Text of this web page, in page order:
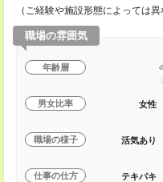
（ご経験や施設形態によっては
職場の雰囲気
年齢層
男女比率 女性
職場の様子 活気あり
仕事の仕方 テキパキ